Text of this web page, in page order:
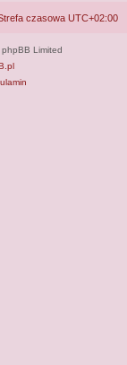
czasowa UTC+02:00
Limited